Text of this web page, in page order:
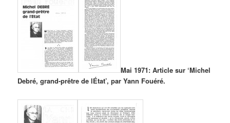
Mai 1971: Article sur ‘Michel
Debré, grand-prêtre de lÉtat’, par Yann Fouéré.